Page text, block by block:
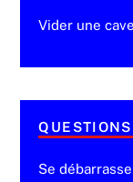
Vider une
Se